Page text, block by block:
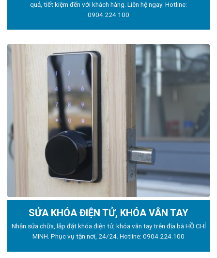
quả, tiết kiệm đến với khách hàng. Liên hệ ngay: Hotline:
0904.224.100
SỬA KHÓA ĐIỆN TỬ, KHÓA VÂN TAY
Nhận sửa chữa, lắp đặt khóa điện tử, khóa vân tay trên địa bà HỒ CHÍ
MINH. Phục vụ tận nơi, 24/24. Hotline: 0904.224.100